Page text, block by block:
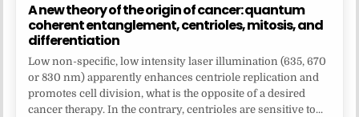
A new theory of the origin of cancer: quantum
coherent entanglement, centrioles, mitosis, and
differentiation
Low non-specific, low intensity laser illumination (635, 670
or 830 nm) apparently enhances centriole replication and
promotes cell division, what is the opposite of a desired
cancer therapy. In the contrary, centrioles are sensitive to...